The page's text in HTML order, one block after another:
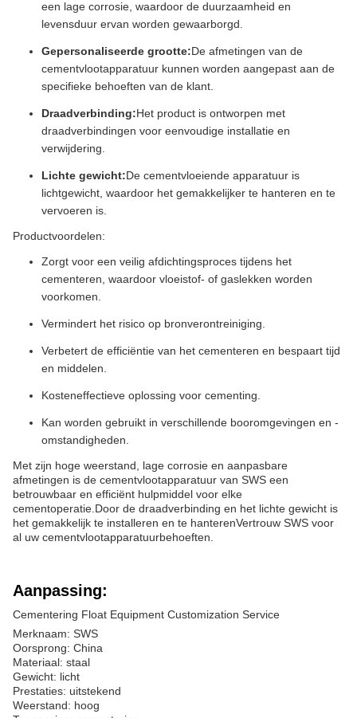
een lage corrosie, waardoor de duurzaamheid en
levensduur ervan worden gewaarborgd.
Gepersonaliseerde grootte:De afmetingen van de
cementvlootapparatuur kunnen worden aangepast aan de
specifieke behoeften van de klant.
Draadverbinding:Het product is ontworpen met
draadverbindingen voor eenvoudige installatie en
verwijdering.
Lichte gewicht:De cementvloeiende apparatuur is
lichtgewicht, waardoor het gemakkelijker te hanteren en te
vervoeren is.
Productvoordelen:
Zorgt voor een veilig afdichtingsproces tijdens het
cementeren, waardoor vloeistof- of gaslekken worden
voorkomen.
Vermindert het risico op bronverontreiniging.
Verbetert de efficiëntie van het cementeren en bespaart tijd
en middelen.
Kosteneffectieve oplossing voor cementing.
Kan worden gebruikt in verschillende booromgevingen en -
omstandigheden.
Met zijn hoge weerstand, lage corrosie en aanpasbare
afmetingen is de cementvlootapparatuur van SWS een
betrouwbaar en efficiënt hulpmiddel voor elke
cementoperatie.Door de draadverbinding en het lichte gewicht is
het gemakkelijk te installeren en te hanterenVertrouw SWS voor
al uw cementvlootapparatuurbehoeften.
Aanpassing:
Cementering Float Equipment Customization Service
Merknaam: SWS
Oorsprong: China
Materiaal: staal
Gewicht: licht
Prestaties: uitstekend
Weerstand: hoog